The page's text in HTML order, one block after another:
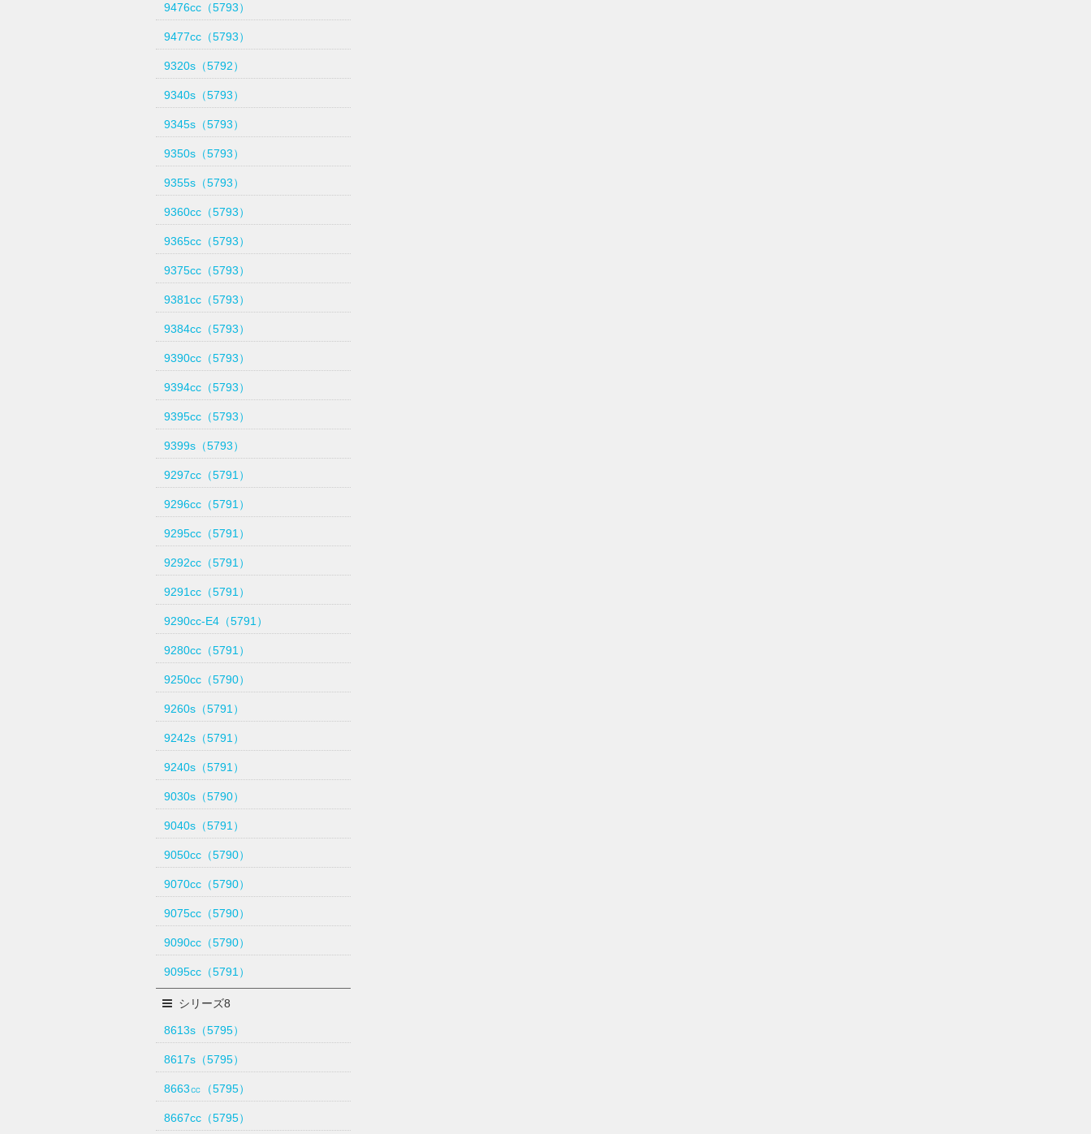
9476cc（5793）
9477cc（5793）
9320s（5792）
9340s（5793）
9345s（5793）
9350s（5793）
9355s（5793）
9360cc（5793）
9365cc（5793）
9375cc（5793）
9381cc（5793）
9384cc（5793）
9390cc（5793）
9394cc（5793）
9395cc（5793）
9399s（5793）
9297cc（5791）
9296cc（5791）
9295cc（5791）
9292cc（5791）
9291cc（5791）
9290cc-E4（5791）
9280cc（5791）
9250cc（5790）
9260s（5791）
9242s（5791）
9240s（5791）
9030s（5790）
9040s（5791）
9050cc（5790）
9070cc（5790）
9075cc（5790）
9090cc（5790）
9095cc（5791）
シリーズ8
8613s（5795）
8617s（5795）
8663㏄（5795）
8667cc（5795）